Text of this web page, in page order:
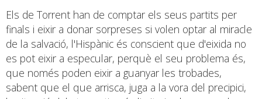
Els de Torrent han de comptar els seus partits per
finals i eixir a donar sorpreses si volen optar al miracle
de la salvació, l'Hispànic és conscient que d'eixida no
es pot eixir a especular, perquè el seu problema és,
que només poden eixir a guanyar les trobades,
sabent que el que arrisca, juga a la vora del precipici,